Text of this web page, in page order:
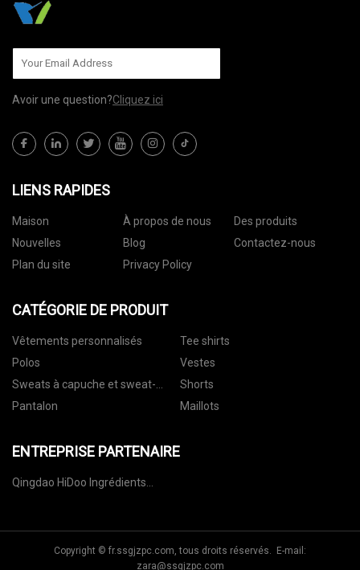
Avoir une question?Cliquez ici
LIENS RAPIDES
Maison À propos de nous
Des produits
Nouvelles
Blog
Contactez-nous
Plan du site
Privacy Policy
CATÉGORIE DE PRODUIT
Vêtements personnalisés
Tee shirts
Polos
Vestes
Sweats à capuche et sweat-
shirts
Shorts
Pantalon
Maillots
ENTREPRISE PARTENAIRE
Qingdao HiDoo Ingrédients
Copyright © fr.ssgjzpc.com, tous droits réservés. E-mail:
zara@ssgjzpc.com